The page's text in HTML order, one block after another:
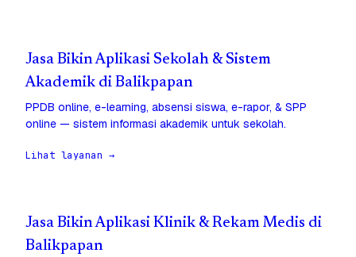
Jasa Bikin Aplikasi Sekolah & Sistem
Akademik di Balikpapan
PPDB online, e-learning, absensi siswa, e-rapor, & SPP
online — sistem informasi akademik untuk sekolah.
Lihat layanan →
Jasa Bikin Aplikasi Klinik & Rekam Medis di
Balikpapan